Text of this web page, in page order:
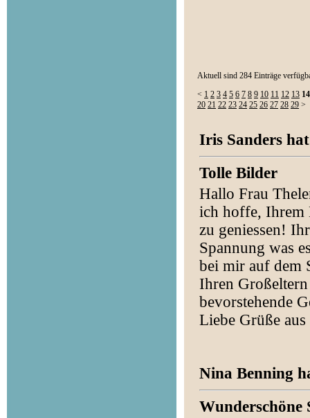
Aktuell sind 284 Einträge
< 1 2 3 4 5 6 7 8 9 10 11 12 13 14
20 21 22 23 24 25 26 27 28 29 >
Iris Sanders
Tolle Bilder
Hallo Frau
ich hoffe, Ihrem
zu geniessen!
Spannung was
bei mir auf dem
Ihren
bevorstehende
Liebe Grüße
Nina Benning
Wunderschöne